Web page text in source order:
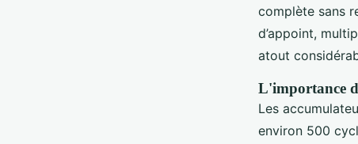
complète sans
d’appoint,
atout
L'importance
Les
environ 500